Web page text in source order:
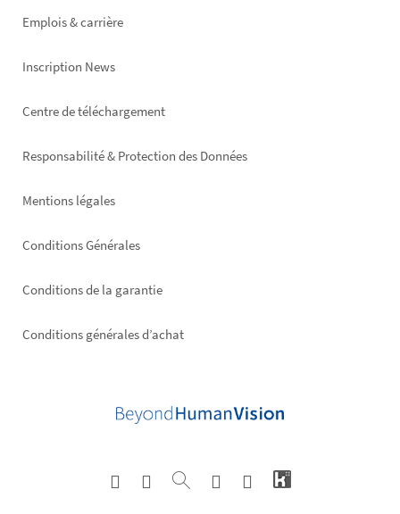
Emplois & carrière
Inscription News
Footer
Centre de téléchargement
Responsabilité & Protection des Données
Mentions légales
Conditions Générales
Conditions de la garantie
Conditions générales d’achat